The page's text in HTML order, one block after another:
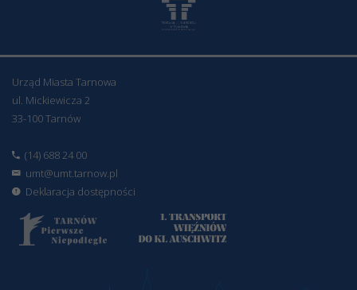
Urząd Miasta Tarnowa
ul. Mickiewicza 2
33-100 Tarnów
(14) 688 24 00
umt@umt.tarnow.pl
Deklaracja dostępności